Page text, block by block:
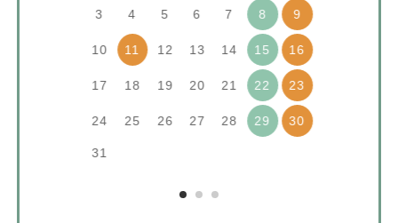
3 4 5 6 7 8 9
10 11 12 13 14 15 16
17 18 19 20 21 22 23
24 25 26 27 28 29 30
31